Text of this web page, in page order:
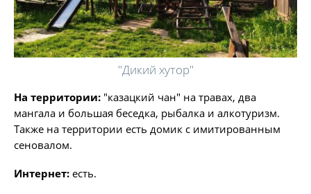
"Дикий хутор"
На территории: "казацкий чан" на травах, два
мангала и большая беседка, рыбалка и алкотуризм.
Также на территории есть домик с имитированным
сеновалом.
Интернет: есть.